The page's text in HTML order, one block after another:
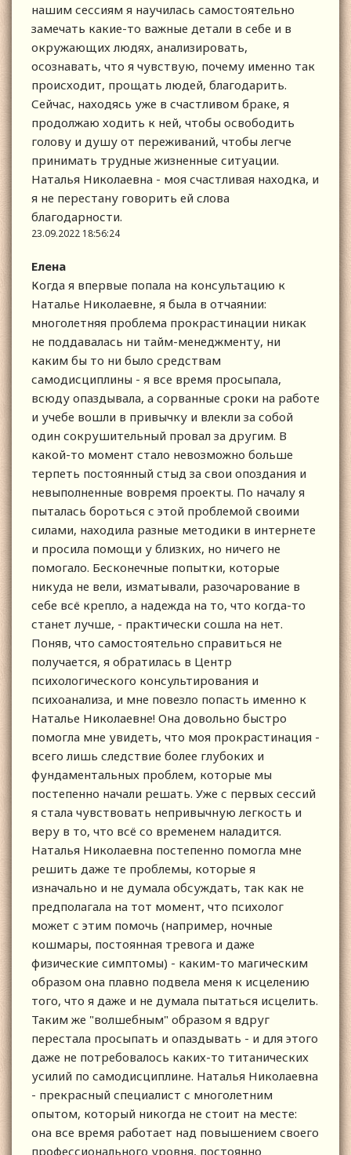
нашим сессиям я научилась самостоятельно
замечать какие-то важные детали в себе и в
окружающих людях, анализировать,
осознавать, что я чувствую, почему именно так
происходит, прощать людей, благодарить.
Сейчас, находясь уже в счастливом браке, я
продолжаю ходить к ней, чтобы освободить
голову и душу от переживаний, чтобы легче
принимать трудные жизненные ситуации.
Наталья Николаевна - моя счастливая находка, и
я не перестану говорить ей слова
благодарности.
23.09.2022 18:56:24
Елена
Когда я впервые попала на консультацию к
Наталье Николаевне, я была в отчаянии:
многолетняя проблема прокрастинации никак
не поддавалась ни тайм-менеджменту, ни
каким бы то ни было средствам
самодисциплины - я все время просыпала,
всюду опаздывала, а сорванные сроки на работе
и учебе вошли в привычку и влекли за собой
один сокрушительный провал за другим. В
какой-то момент стало невозможно больше
терпеть постоянный стыд за свои опоздания и
невыполненные вовремя проекты. По началу я
пыталась бороться с этой проблемой своими
силами, находила разные методики в интернете
и просила помощи у близких, но ничего не
помогало. Бесконечные попытки, которые
никуда не вели, изматывали, разочарование в
себе всё крепло, а надежда на то, что когда-то
станет лучше, - практически сошла на нет.
Поняв, что самостоятельно справиться не
получается, я обратилась в Центр
психологического консультирования и
психоанализа, и мне повезло попасть именно к
Наталье Николаевне! Она довольно быстро
помогла мне увидеть, что моя прокрастинация -
всего лишь следствие более глубоких и
фундаментальных проблем, которые мы
постепенно начали решать. Уже с первых сессий
я стала чувствовать непривычную легкость и
веру в то, что всё со временем наладится.
Наталья Николаевна постепенно помогла мне
решить даже те проблемы, которые я
изначально и не думала обсуждать, так как не
предполагала на тот момент, что психолог
может с этим помочь (например, ночные
кошмары, постоянная тревога и даже
физические симптомы) - каким-то магическим
образом она плавно подвела меня к исцелению
того, что я даже и не думала пытаться исцелить.
Таким же "волшебным" образом я вдруг
перестала просыпать и опаздывать - и для этого
даже не потребовалось каких-то титанических
усилий по самодисциплине. Наталья Николаевна
- прекрасный специалист с многолетним
опытом, который никогда не стоит на месте:
она все время работает над повышением своего
профессионального уровня, постоянно